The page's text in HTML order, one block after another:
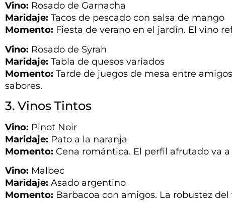
Vino: Rosado de Garnacha
Maridaje: Tacos de pescado con salsa de mango
Momento: Fiesta de verano en el jardín. El vino
Vino: Rosado de Syrah
Maridaje: Tabla de quesos variados
Momento: Tarde de juegos de mesa entre
sabores.
3. Vinos Tintos
Vino: Pinot Noir
Maridaje: Pato a la naranja
Momento: Cena romántica. El perfil afrutado va
Vino: Malbec
Maridaje: Asado argentino
Momento: Barbacoa con amigos. La robustez